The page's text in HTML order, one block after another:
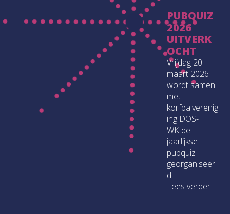
PUBQUIZ
2026
UITVERK
OCHT
Vrijdag 20
maart 2026
wordt samen
met
korfbalverenig
ing DOS-
WK de
jaarlijkse
pubquiz
georganiseer
d.
Lees verder